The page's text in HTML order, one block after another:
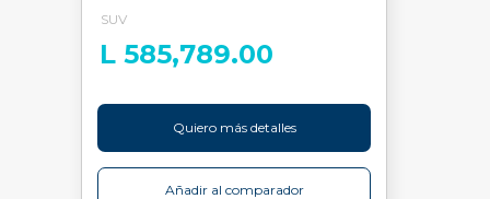
SUV
L 585,789.00
Quiero más detalles
Añadir al comparador